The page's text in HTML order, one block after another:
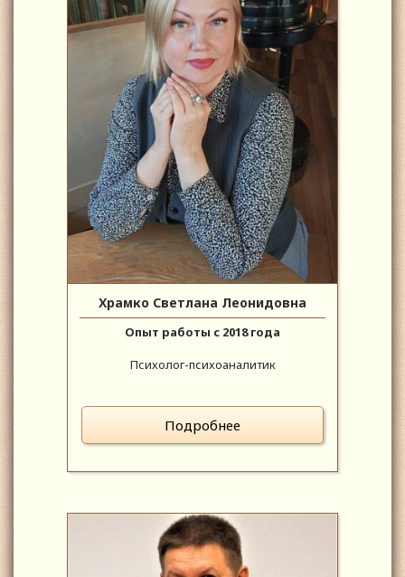
Храмко Светлана Леонидовна
Опыт работы с 2018 года
Психолог-психоаналитик
Подробнее